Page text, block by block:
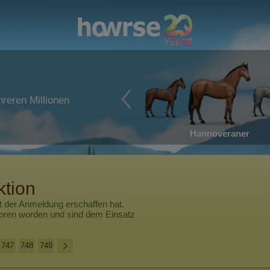
Millionen
Hannoveraner
der Anmeldung erschaffen hat.
worden und sind dem Einsatz
747 748 749